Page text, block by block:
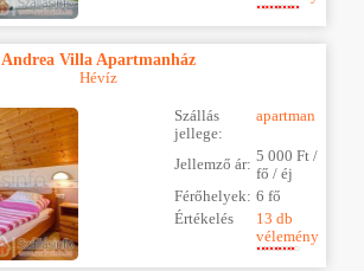
Andrea Villa Apartmanház
Hévíz
Szállás
jellege:
apartman
Jellemző ár: 5 000 Ft /
fő / éj
Férőhelyek: 6 fő
Értékelés
13 db
vélemény